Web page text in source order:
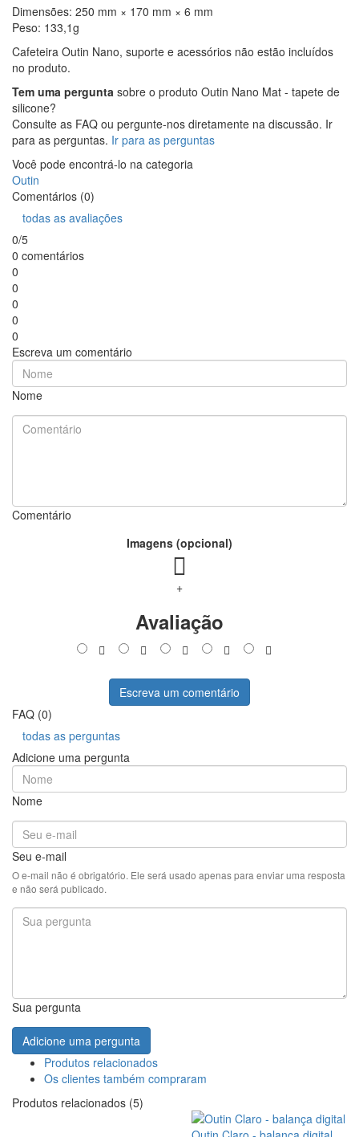
Dimensões: 250 mm × 170 mm × 6 mm
Peso: 133,1g
Cafeteira Outin Nano, suporte e acessórios não estão incluídos
no produto.
Tem uma pergunta sobre o produto Outin Nano Mat - tapete de
silicone?
Consulte as FAQ ou pergunte-nos diretamente na discussão. Ir
para as perguntas. Ir para as perguntas
Você pode encontrá-lo na categoria
Outin
Comentários (0)
todas as avaliações
0/5
0 comentários
0
0
0
0
0
Escreva um comentário
Nome
Comentário
Imagens (opcional)
+
Avaliação
Escreva um comentário
FAQ (0)
todas as perguntas
Adicione uma pergunta
Nome
Seu e-mail
O e-mail não é obrigatório. Ele será usado apenas para enviar uma resposta
e não será publicado.
Sua pergunta
Adicione uma pergunta
Produtos relacionados
Os clientes também compraram
Produtos relacionados (5)